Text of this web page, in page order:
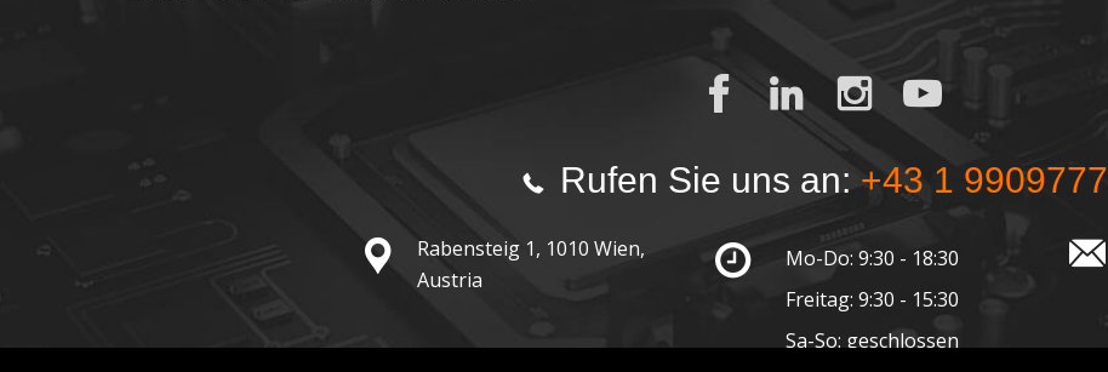
Rufen Sie uns an: +43 1 9909777
Rabensteig 1, 1010 Wien,
Austria
Mo-Do: 9:30 - 18:30
Freitag: 9:30 - 15:30
Sa-So: geschlossen